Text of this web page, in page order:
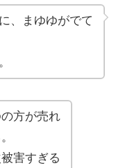
、まゆゆがでて
方が売れ
害すぎる